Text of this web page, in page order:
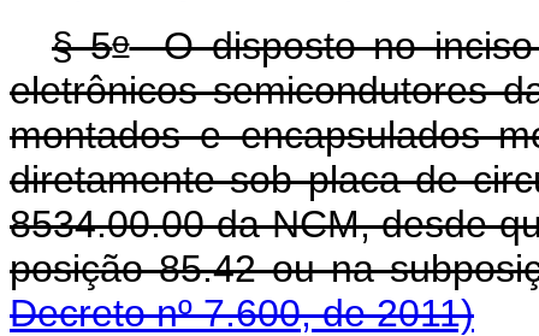
§ 5oO disposto no
eletrônicos semicondutores
montados e encapsulados
diretamente sob placa de
8534.00.00 da NCM, desde
posição 85.42 ou na
Decreto nº 7.600, de 2011)